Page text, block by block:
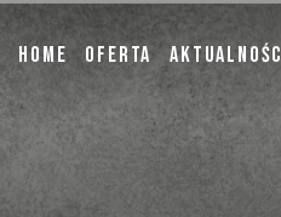
Home Oferta Aktualności